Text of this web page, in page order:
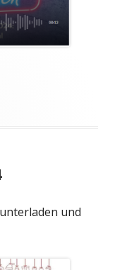
bei Radio Paradiso
und